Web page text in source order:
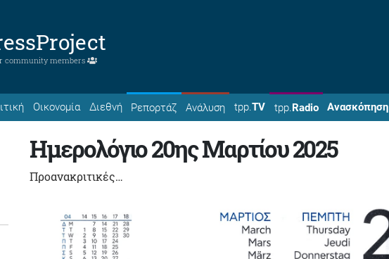
community members
Οικονομία Διεθνή Ρεπορτάζ Ανάλυση tpp.TV tpp.Radio Ανασκόπηση
Ημερολόγιο 20ης Μαρτίου 2025
Προανακριτικές…